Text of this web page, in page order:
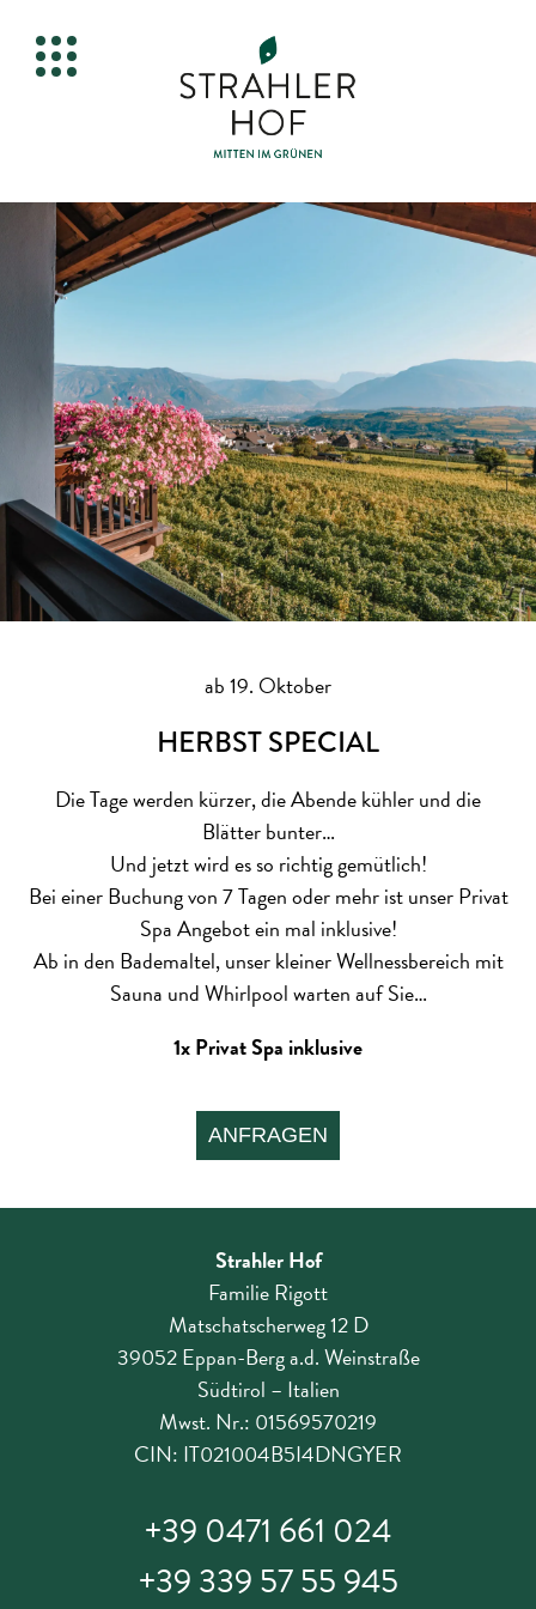
ab 19. Oktober
HERBST SPECIAL
Die Tage werden kürzer, die Abende kühler und die
Blätter bunter…
Und jetzt wird es so richtig gemütlich!
Bei einer Buchung von 7 Tagen oder mehr ist unser Privat
Spa Angebot ein mal inklusive!
Ab in den Bademaltel, unser kleiner Wellnessbereich mit
Sauna und Whirlpool warten auf Sie…
1x Privat Spa inklusive
Strahler Hof
Familie Rigott
Matschatscherweg 12 D
39052 Eppan-Berg a.d. Weinstraße
Südtirol – Italien
Mwst. Nr.: 01569570219
CIN: IT021004B5I4DNGYER
+39 0471 661 024
+39 339 57 55 945